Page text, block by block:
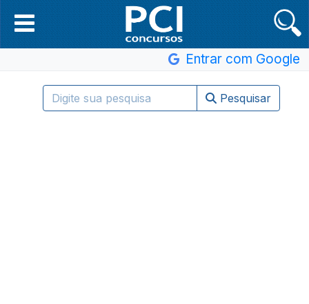
Entrar com Google
Pesquisar